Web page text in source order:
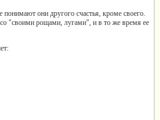
они другого счастья, кроме своего.
со "своими рощами, лугами", и в то же время ее